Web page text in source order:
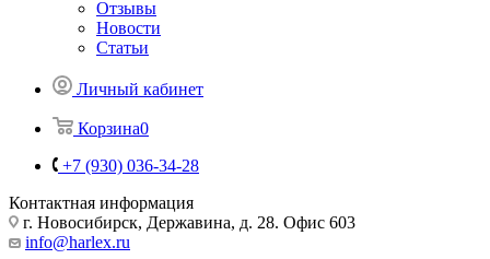
Отзывы
Новости
Статьи
Личный кабинет
Корзина0
+7 (930) 036-34-28
Контактная информация
г. Новосибирск, Державина, д. 28. Офис 603
info@harlex.ru